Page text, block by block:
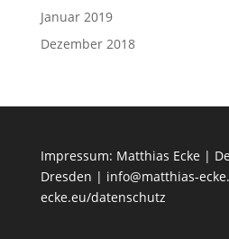
Januar 2019
Dezember 2018
Impressum: Matthias Ecke |
Dresden | info@matthias-
ecke.eu/datenschutz